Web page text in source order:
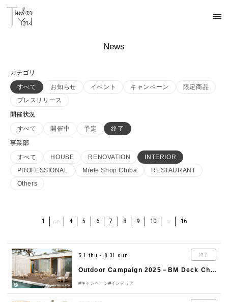
News
カテゴリ
すべて
お知らせ イベント キャンペーン
限定商品
プレスリリース
開催状況
すべて
開催中 予定
終了
事業部
すべて
HOUSE RENOVATION
INTERIOR
PROFESSIONAL
Miele Shop Chiba
RESTAURANT
Others
1 … 4 5 6 7 8 9 10 … 16
終了
5.1 thu - 8.31 sun
Outdoor Campaign 2025－BM Deck Chair Set－
#キャンペーン#インテリア